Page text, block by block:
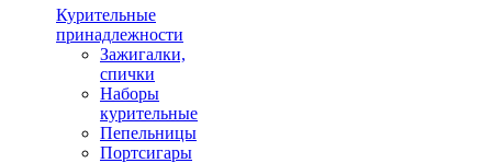
Курительные
принадлежности
Зажигалки,
спички
Наборы
курительные
Пепельницы
Портсигары